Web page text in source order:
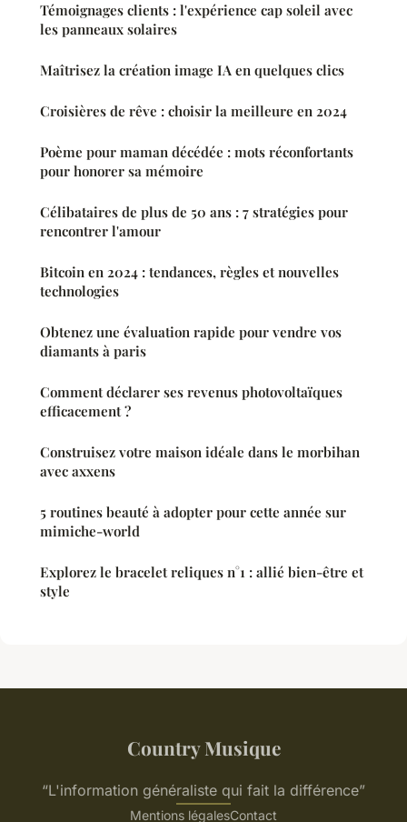
Témoignages clients : l'expérience cap soleil avec
les panneaux solaires
Maîtrisez la création image IA en quelques clics
Croisières de rêve : choisir la meilleure en 2024
Poème pour maman décédée : mots réconfortants
pour honorer sa mémoire
Célibataires de plus de 50 ans : 7 stratégies pour
rencontrer l'amour
Bitcoin en 2024 : tendances, règles et nouvelles
technologies
Obtenez une évaluation rapide pour vendre vos
diamants à paris
Comment déclarer ses revenus photovoltaïques
efficacement ?
Construisez votre maison idéale dans le morbihan
avec axxens
5 routines beauté à adopter pour cette année sur
mimiche-world
Explorez le bracelet reliques n°1 : allié bien-être et
style
Country Musique
“L'information généraliste qui fait la différence”
Mentions légalesContact